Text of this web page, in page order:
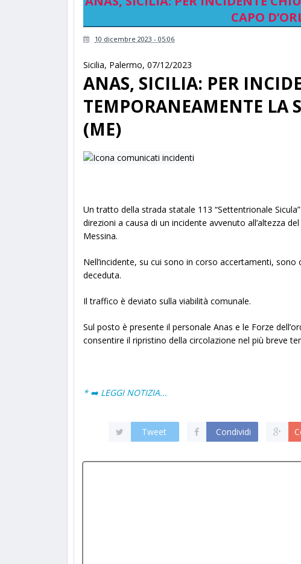
CAPO
10 dicembre 2023 - 05:06
Sicilia, Palermo, 07/12/2023
ANAS, SICILIA: PER
TEMPORANEAMENTE LA
(ME)
Un tratto della strada statale 113 “Settentrionale
direzioni a causa di un incidente avvenuto all’altezza
Messina.
Nell’incidente, su cui sono in corso accertamenti,
deceduta.
Il traffico è deviato sulla viabilità comunale.
Sul posto è presente il personale Anas e le Forze
consentire il ripristino della circolazione nel più breve
* ➡️ LEGGI NOTIZIA...
Tweet Condividi